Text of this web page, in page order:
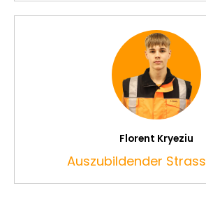
Florent Kryeziu
Auszubildender